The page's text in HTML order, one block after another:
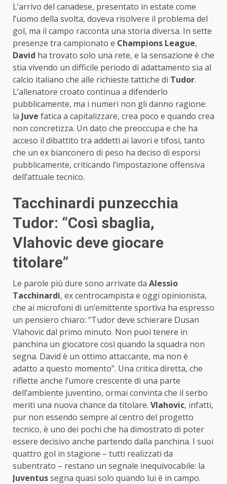
L’arrivo del canadese, presentato in estate come
l’uomo della svolta, doveva risolvere il problema del
gol, ma il campo racconta una storia diversa. In sette
presenze tra campionato e Champions League,
David ha trovato solo una rete, e la sensazione è che
stia vivendo un difficile periodo di adattamento sia al
calcio italiano che alle richieste tattiche di Tudor.
L’allenatore croato continua a difenderlo
pubblicamente, ma i numeri non gli danno ragione:
la Juve fatica a capitalizzare, crea poco e quando crea
non concretizza. Un dato che preoccupa e che ha
acceso il dibattito tra addetti ai lavori e tifosi, tanto
che un ex bianconero di peso ha deciso di esporsi
pubblicamente, criticando l’impostazione offensiva
dell’attuale tecnico.
Tacchinardi punzecchia
Tudor: “Così sbaglia,
Vlahovic deve giocare
titolare”
Le parole più dure sono arrivate da Alessio
Tacchinardi, ex centrocampista e oggi opinionista,
che ai microfoni di un’emittente sportiva ha espresso
un pensiero chiaro: “Tudor deve schierare Dusan
Vlahovic dal primo minuto. Non puoi tenere in
panchina un giocatore così quando la squadra non
segna. David è un ottimo attaccante, ma non è
adatto a questo momento”. Una critica diretta, che
riflette anche l’umore crescente di una parte
dell’ambiente juventino, ormai convinta che il serbo
meriti una nuova chance da titolare. Vlahovic, infatti,
pur non essendo sempre al centro del progetto
tecnico, è uno dei pochi che ha dimostrato di poter
essere decisivo anche partendo dalla panchina. I suoi
quattro gol in stagione – tutti realizzati da
subentrato – restano un segnale inequivocabile: la
Juventussegna quasi solo quando lui è in campo.